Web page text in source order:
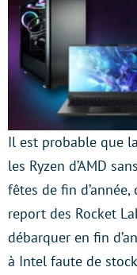
Il est probable que
les Ryzen d’AMD
fêtes de fin
report des Rocket
débarquer en fin
à Intel faute de